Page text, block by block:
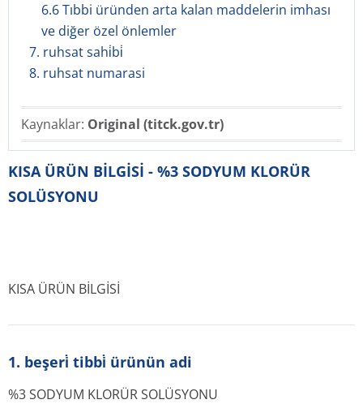
6.6 Tıbbi üründen arta kalan maddelerin imhası
ve diğer özel önlemler
7. ruhsat sahi̇bi̇
8. ruhsat numarasi
Kaynaklar: Original (titck.gov.tr)
KISA ÜRÜN BİLGİSİ - %3 SODYUM KLORÜR
SOLÜSYONU
KISA ÜRÜN BİLGİSİ
1. beşeri̇ tibbi̇ ürünün adi
%3 SODYUM KLORÜR SOLÜSYONU